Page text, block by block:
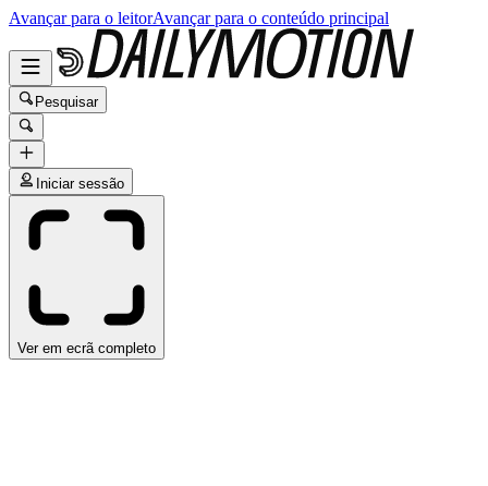
Avançar para o leitorAvançar para o conteúdo principal
Pesquisar
Iniciar sessão
Ver em ecrã completo